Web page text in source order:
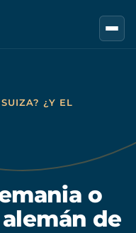
¿Y EL
o
alemán de